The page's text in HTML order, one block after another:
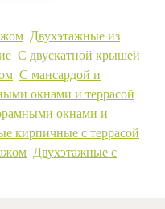
Двухэтажные из
С двускатной крышей
С мансардой и
окнами и террасой
окнами и
кирпичные с террасой
Двухэтажные с